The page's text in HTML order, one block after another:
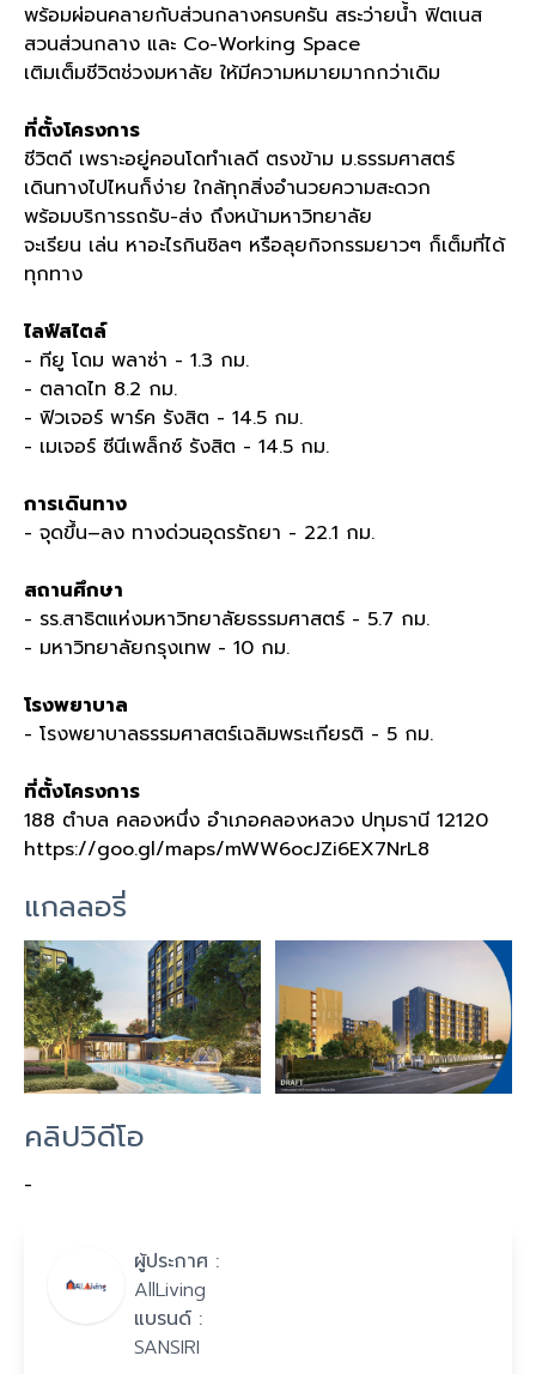
พร้อมผ่อนคลายกับส่วนกลางครบครัน สระว่ายนํ้า ฟิตเนส
สวนส่วนกลาง และ Co-Working Space
เติมเต็มชีวิตช่วงมหาลัย ให้มีความหมายมากกว่าเดิม
ที่ตั้งโครงการ
ชีวิตดี เพราะอยู่คอนโดทำเลดี ตรงข้าม ม.ธรรมศาสตร์
เดินทางไปไหนก็ง่าย ใกล้ทุกสิ่งอำนวยความสะดวก
พร้อมบริการรถรับ-ส่ง ถึงหน้ามหาวิทยาลัย
จะเรียน เล่น หาอะไรกินชิลๆ หรือลุยกิจกรรมยาวๆ ก็เต็มที่ได้
ทุกทาง
ไลฟ์สไตล์
- ทียู โดม พลาซ่า - 1.3 กม.
- ตลาดไท 8.2 กม.
- ฟิวเจอร์ พาร์ค รังสิต - 14.5 กม.
- เมเจอร์ ซีนีเพล็กซ์ รังสิต - 14.5 กม.
การเดินทาง
- จุดขึ้น–ลง ทางด่วนอุดรรัถยา - 22.1 กม.
สถานศึกษา
- รร.สาธิตแห่งมหาวิทยาลัยธรรมศาสตร์ - 5.7 กม.
- มหาวิทยาลัยกรุงเทพ - 10 กม.
โรงพยาบาล
- โรงพยาบาลธรรมศาสตร์เฉลิมพระเกียรติ - 5 กม.
ที่ตั้งโครงการ
188 ตำบล คลองหนึ่ง อำเภอคลองหลวง ปทุมธานี 12120
https://goo.gl/maps/mWW6ocJZi6EX7NrL8
แกลลอรี่
คลิปวิดีโอ
-
ผู้ประกาศ :
AllLiving
แบรนด์ :
SANSIRI